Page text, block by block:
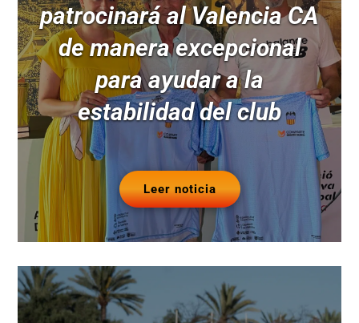
patrocinará al Valencia CA
de manera excepcional
para ayudar a la
estabilidad del club
Leer noticia